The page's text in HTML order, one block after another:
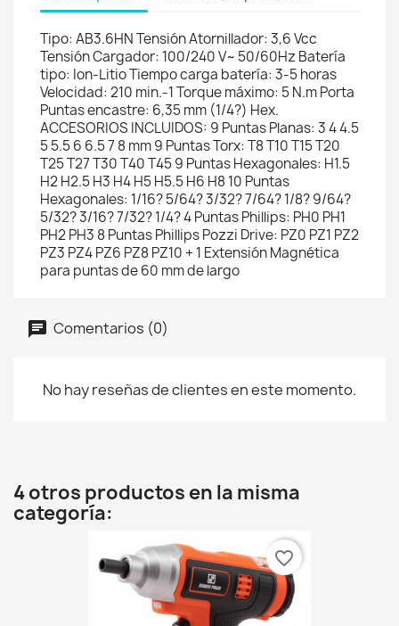
Tipo: AB3.6HN Tensión Atornillador: 3,6 Vcc
Tensión Cargador: 100/240 V~ 50/60Hz Batería
tipo: Ion-Litio Tiempo carga batería: 3-5 horas
Velocidad: 210 min.-1 Torque máximo: 5 N.m Porta
Puntas encastre: 6,35 mm (1/4?) Hex.
ACCESORIOS INCLUIDOS: 9 Puntas Planas: 3 4 4.5
5 5.5 6 6.5 7 8 mm 9 Puntas Torx: T8 T10 T15 T20
T25 T27 T30 T40 T45 9 Puntas Hexagonales: H1.5
H2 H2.5 H3 H4 H5 H5.5 H6 H8 10 Puntas
Hexagonales: 1/16? 5/64? 3/32? 7/64? 1/8? 9/64?
5/32? 3/16? 7/32? 1/4? 4 Puntas Phillips: PH0 PH1
PH2 PH3 8 Puntas Phillips Pozzi Drive: PZ0 PZ1 PZ2
PZ3 PZ4 PZ6 PZ8 PZ10 + 1 Extensión Magnética
para puntas de 60 mm de largo
Comentarios (0)
No hay reseñas de clientes en este momento.
4 otros productos en la misma
categoría:
favorite_border